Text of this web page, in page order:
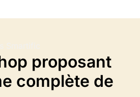
proposant
complète de